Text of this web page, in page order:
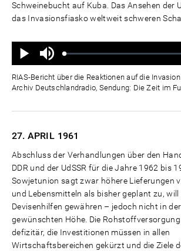
Schweinebucht auf Kuba. Das Ansehen der
das Invasionsfiasko weltweit schweren
Wiedergabe
Ton
aus
Geladen:
Status:
RIAS-Bericht über die Reaktionen auf die
Archiv Deutschlandradio, Sendung: Die Zeit im
27. APRIL 1961
Abschluss der Verhandlungen über den
DDR und der UdSSR für die Jahre 1962 bis
Sowjetunion sagt zwar höhere Lieferungen
und Lebensmitteln als bisher geplant zu, will
Devisenhilfen gewähren – jedoch nicht in
gewünschten Höhe. Die Rohstoffversorgung
defizitär, die Investitionen müssen in allen
Wirtschaftsbereichen gekürzt und die Ziele